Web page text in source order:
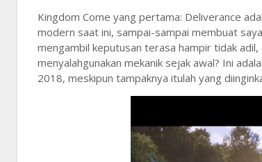
Kingdom Come yang pertama: Deliverance
modern saat ini, sampai-sampai membuat
mengambil keputusan terasa hampir tidak
menyalahgunakan mekanik sejak awal? Ini
2018, meskipun tampaknya itulah yang